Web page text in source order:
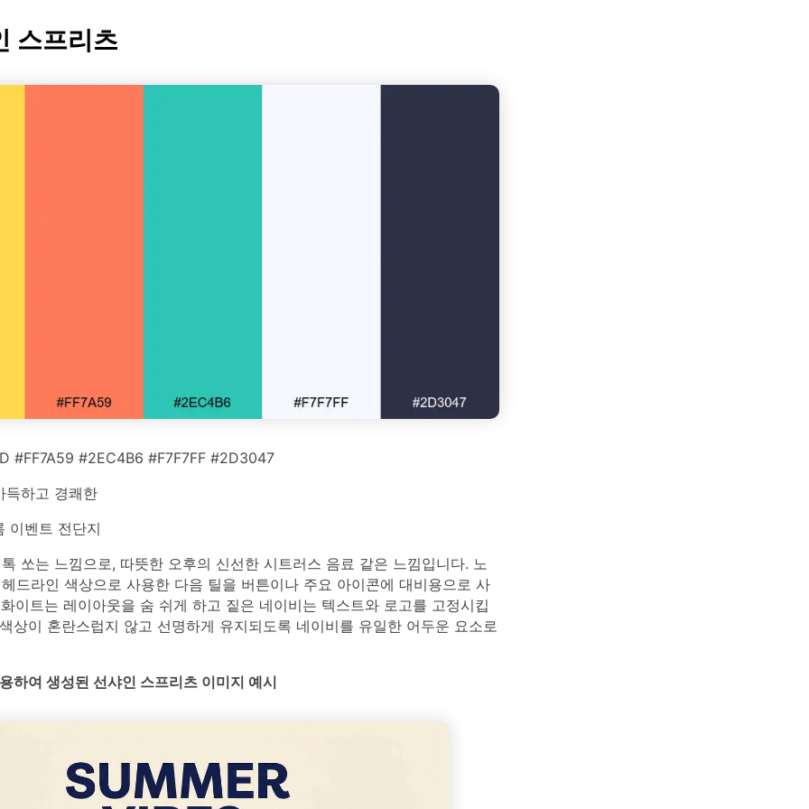
스프리츠
#FF7A59 #2EC4B6 #F7F7FF #2D3047
하고 경쾌한
이벤트 전단지
쏘는 느낌으로, 따뜻한 오후의 신선한 시트러스 음료 같은 느낌입니다. 노
드라인 색상으로 사용한 다음 틸을 버튼이나 주요 아이콘에 대비용으로 사
이트는 레이아웃을 숨 쉬게 하고 짙은 네이비는 텍스트와 로고를 고정시킵
상이 혼란스럽지 않고 선명하게 유지되도록 네이비를 유일한 어두운 요소로
하여 생성된 선샤인 스프리츠 이미지 예시